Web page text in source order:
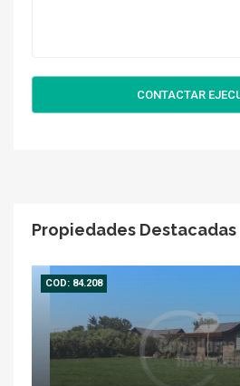
CONTACTAR
Propiedades Destacadas
COD: 84.208